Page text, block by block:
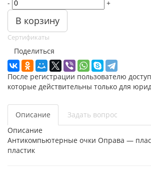
- +
В корзину
Сертификаты
Поделиться
После регистрации пользователю
которые действительны только для
Описание
Задать вопрос
Описание
Антикомпьютерные очки Оправа —
пластик